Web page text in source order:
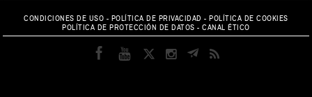
CONDICIONES DE USO - POLÍTICA DE PRIVACIDAD - POLÍTICA DE COOKIES
POLÍTICA DE PROTECCIÓN DE DATOS -CANAL ÉTICO